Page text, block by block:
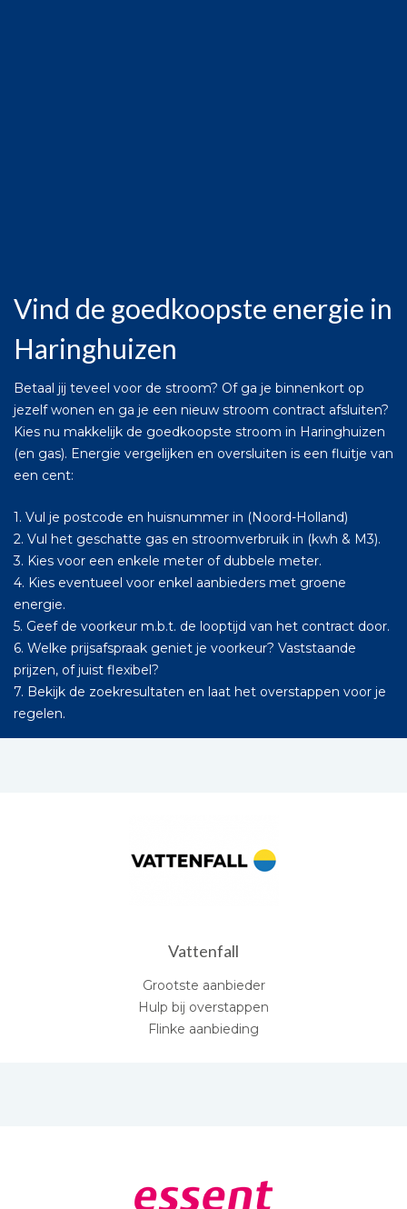
Vind de goedkoopste energie in
Haringhuizen
Betaal jij teveel voor de stroom? Of ga je binnenkort op
jezelf wonen en ga je een nieuw stroom contract afsluiten?
Kies nu makkelijk de goedkoopste stroom in Haringhuizen
(en gas). Energie vergelijken en oversluiten is een fluitje van
een cent:
1. Vul je postcode en huisnummer in (Noord-Holland)
2. Vul het geschatte gas en stroomverbruik in (kwh & M3).
3. Kies voor een enkele meter of dubbele meter.
4. Kies eventueel voor enkel aanbieders met groene
energie.
5. Geef de voorkeur m.b.t. de looptijd van het contract door.
6. Welke prijsafspraak geniet je voorkeur? Vaststaande
prijzen, of juist flexibel?
7. Bekijk de zoekresultaten en laat het overstappen voor je
regelen.
Vattenfall
Grootste aanbieder
Hulp bij overstappen
Flinke aanbieding